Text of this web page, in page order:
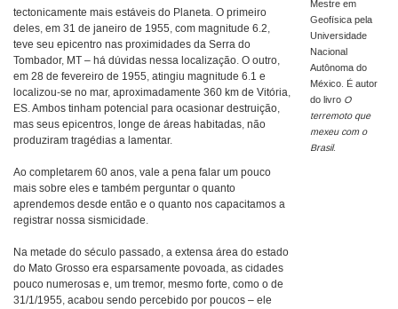
Mestre em
Geofísica pela
Universidade
Nacional
Autônoma do
México. É autor
do livro O
terremoto que
mexeu com o
Brasil.
tectonicamente mais estáveis do Planeta. O primeiro
deles, em 31 de janeiro de 1955, com magnitude 6.2,
teve seu epicentro nas proximidades da Serra do
Tombador, MT – há dúvidas nessa localização. O outro,
em 28 de fevereiro de 1955, atingiu magnitude 6.1 e
localizou-se no mar, aproximadamente 360 km de Vitória,
ES. Ambos tinham potencial para ocasionar destruição,
mas seus epicentros, longe de áreas habitadas, não
produziram tragédias a lamentar.
Ao completarem 60 anos, vale a pena falar um pouco
mais sobre eles e também perguntar o quanto
aprendemos desde então e o quanto nos capacitamos a
registrar nossa sismicidade.
Na metade do século passado, a extensa área do estado
do Mato Grosso era esparsamente povoada, as cidades
pouco numerosas e, um tremor, mesmo forte, como o de
31/1/1955, acabou sendo percebido por poucos – ele